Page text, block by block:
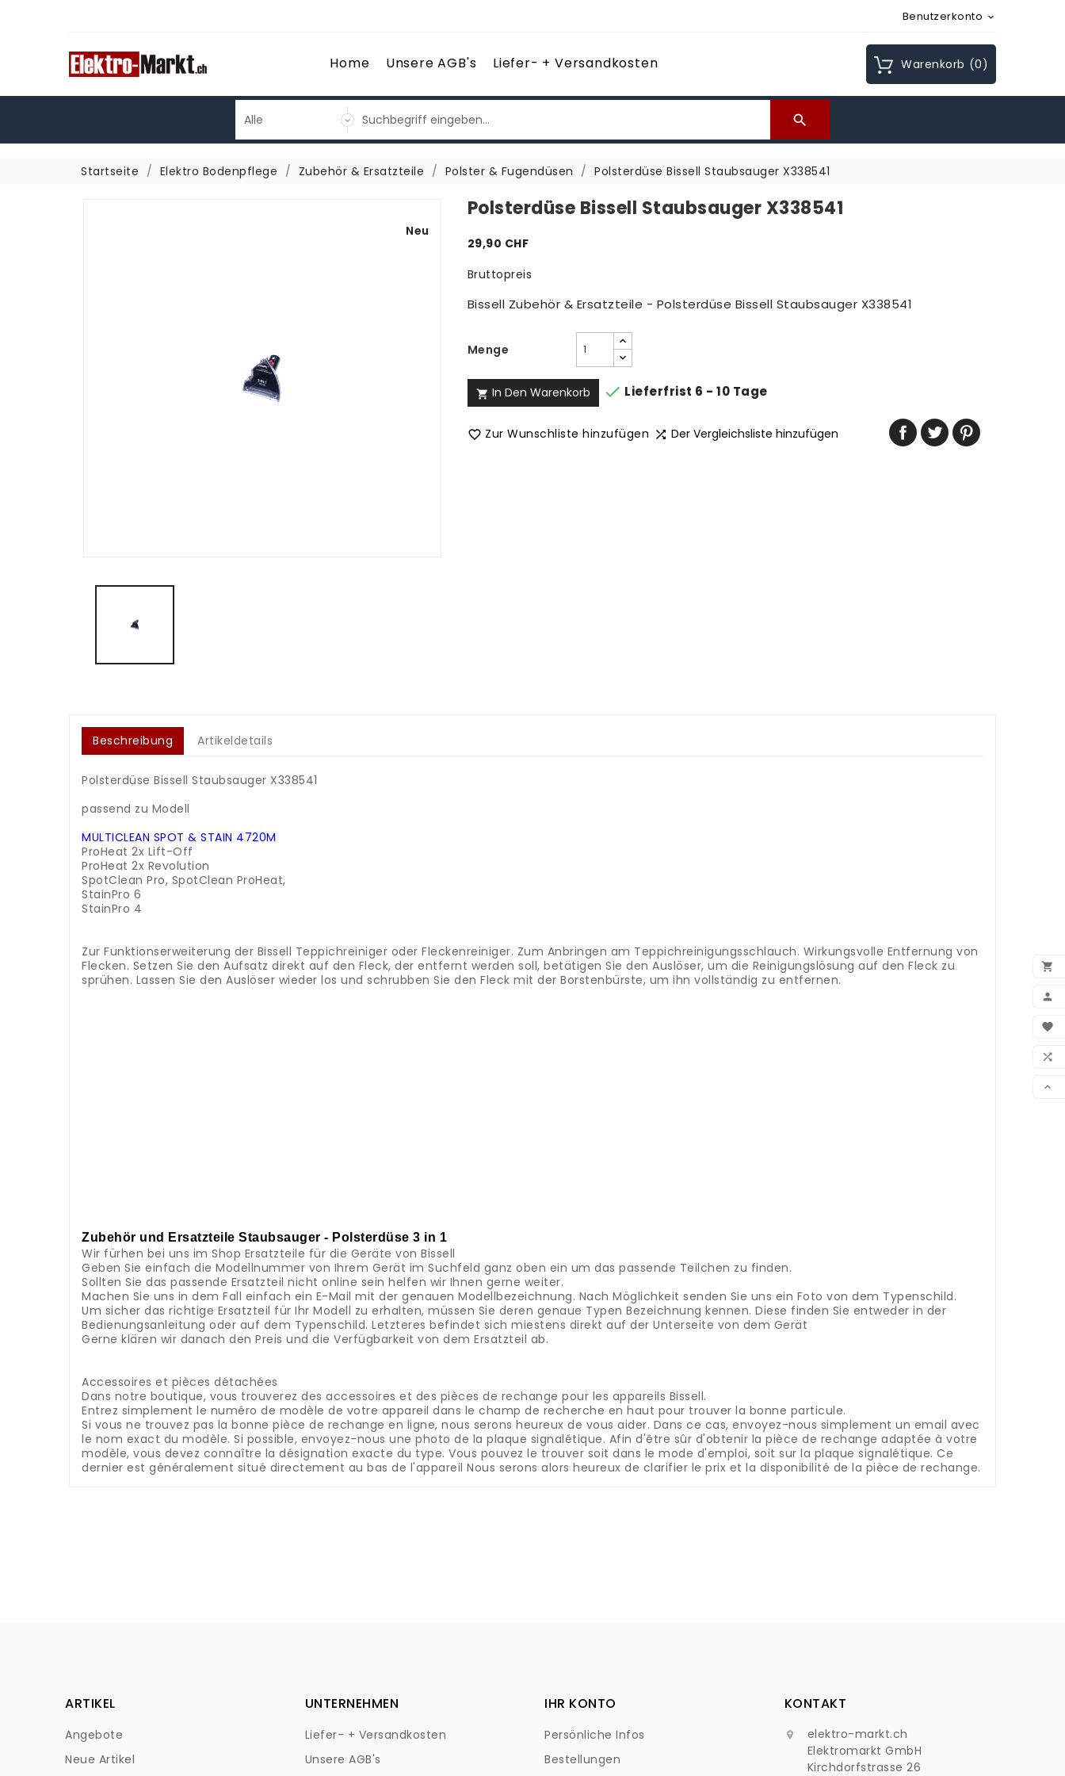





Benutzerkonto 
Home Unsere AGB's Liefer- + Versandkosten Warenkorb (0)

Startseite Elektro Bodenpflege Zubehör & Ersatzteile Polster & Fugendüsen Polsterdüse Bissell Staubsauger X338541
Neu
Polsterdüse Bissell Staubsauger X338541
29,90 CHF
Bruttopreis
Bissell Zubehör & Ersatzteile - Polsterdüse Bissell Staubsauger X338541
Menge
 In Den Warenkorb  Lieferfrist 6 - 10 Tage
 Zur Wunschliste hinzufügen  Der Vergleichsliste hinzufügen
Beschreibung Artikeldetails
Polsterdüse Bissell Staubsauger X338541
passend zu Modell
MULTICLEAN SPOT & STAIN 4720M
ProHeat 2x Lift-Off
ProHeat 2x Revolution
SpotClean Pro, SpotClean ProHeat,
StainPro 6
StainPro 4
Zur Funktionserweiterung der Bissell Teppichreiniger oder Fleckenreiniger. Zum Anbringen am Teppichreinigungsschlauch. Wirkungsvolle Entfernung von
Flecken. Setzen Sie den Aufsatz direkt auf den Fleck, der entfernt werden soll, betätigen Sie den Auslöser, um die Reinigungslösung auf den Fleck zu
sprühen. Lassen Sie den Auslöser wieder los und schrubben Sie den Fleck mit der Borstenbürste, um ihn vollständig zu entfernen.
Zubehör und Ersatzteile Staubsauger - Polsterdüse 3 in 1
Wir fürhen bei uns im Shop Ersatzteile für die Geräte von Bissell
Geben Sie einfach die Modellnummer von Ihrem Gerät im Suchfeld ganz oben ein um das passende Teilchen zu finden.
Sollten Sie das passende Ersatzteil nicht online sein helfen wir Ihnen gerne weiter.
Machen Sie uns in dem Fall einfach ein E-Mail mit der genauen Modellbezeichnung. Nach Möglichkeit senden Sie uns ein Foto von dem Typenschild.
Um sicher das richtige Ersatzteil für Ihr Modell zu erhalten, müssen Sie deren genaue Typen Bezeichnung kennen. Diese finden Sie entweder in der
Bedienungsanleitung oder auf dem Typenschild. Letzteres befindet sich miestens direkt auf der Unterseite von dem Gerät
Gerne klären wir danach den Preis und die Verfügbarkeit von dem Ersatzteil ab.
Accessoires et pièces détachées
Dans notre boutique, vous trouverez des accessoires et des pièces de rechange pour les appareils Bissell.
Entrez simplement le numéro de modèle de votre appareil dans le champ de recherche en haut pour trouver la bonne particule.
Si vous ne trouvez pas la bonne pièce de rechange en ligne, nous serons heureux de vous aider. Dans ce cas, envoyez-nous simplement un email avec
le nom exact du modèle. Si possible, envoyez-nous une photo de la plaque signalétique. Afin d'être sûr d'obtenir la pièce de rechange adaptée à votre
modèle, vous devez connaître la désignation exacte du type. Vous pouvez le trouver soit dans le mode d'emploi, soit sur la plaque signalétique. Ce
dernier est généralement situé directement au bas de l'appareil Nous serons alors heureux de clarifier le prix et la disponibilité de la pièce de rechange.
ARTIKEL
Angebote
Neue Artikel
UNTERNEHMEN
Liefer- + Versandkosten
Unsere AGB's
IHR KONTO
Persönliche Infos
Bestellungen
KONTAKT

elektro-markt.ch
Elektromarkt GmbH
Kirchdorfstrasse 26